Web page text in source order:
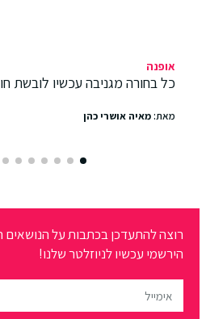
אופנה
כל בחורה מגניבה עכשיו לובשת
מאת:מאיה אושרי כהן
רוצה להתעדכן בכתבות על הנושאים
הירשמי עכשיו לניוזלטר שלנו!